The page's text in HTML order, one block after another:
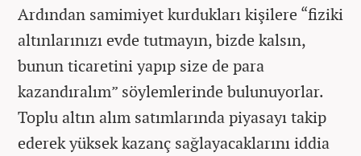
Ardından samimiyet kurdukları kişilere “fiziki
altınlarınızı evde tutmayın, bizde kalsın,
bunun ticaretini yapıp size de para
kazandıralım” söylemlerinde bulunuyorlar.
Toplu altın alım satımlarında piyasayı takip
ederek yüksek kazanç sağlayacaklarını iddia